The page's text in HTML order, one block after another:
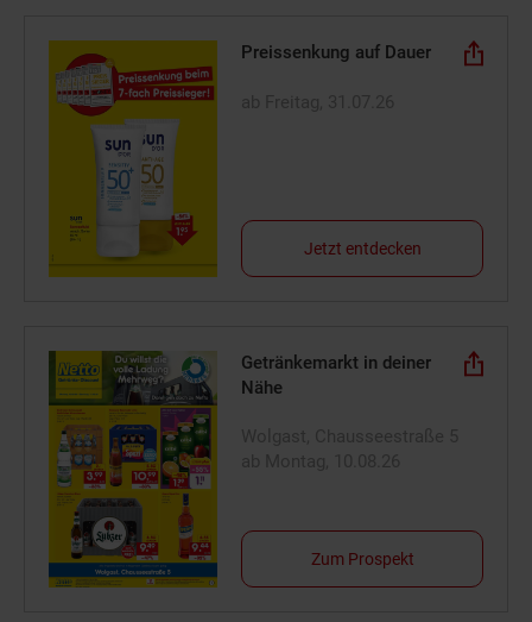
Preissenkung auf Dauer
Jetzt entdecken
Getränkemarkt in deiner
Nähe
Zum Prospekt